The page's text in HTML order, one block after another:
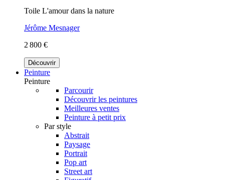
Toile L'amour dans la nature
Jérôme Mesnager
2 800 €
Découvrir
Peinture
Peinture
Parcourir
Découvrir les peintures
Meilleures ventes
Peinture à petit prix
Par style
Abstrait
Paysage
Portrait
Pop art
Street art